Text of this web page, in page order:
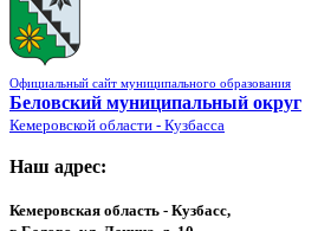
Официальный сайт муниципального образования
Беловский муниципальный округ
Кемеровской области - Кузбасса
Наш адрес:
Кемеровская область - Кузбасс,